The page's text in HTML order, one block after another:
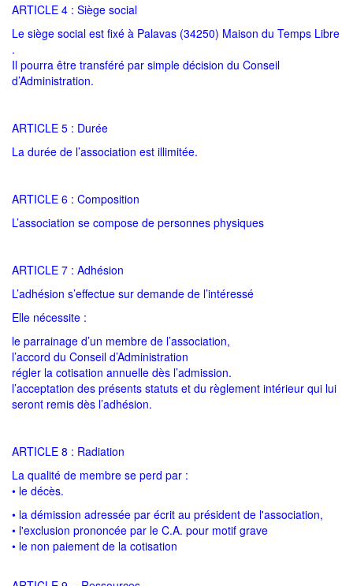
ARTICLE 4 : Siège social
Le siège social est fixé à Palavas (34250) Maison du Temps Libre
.
Il pourra être transféré par simple décision du Conseil
d’Administration.
ARTICLE 5 : Durée
La durée de l’association est illimitée.
ARTICLE 6 : Composition
L’association se compose de personnes physiques
ARTICLE 7 : Adhésion
L’adhésion s’effectue sur demande de l’intéressé
Elle nécessite :
le parrainage d’un membre de l’association,
l’accord du Conseil d’Administration
régler la cotisation annuelle dès l’admission.
l’acceptation des présents statuts et du règlement intérieur qui lui
seront remis dès l’adhésion.
ARTICLE 8 : Radiation
La qualité de membre se perd par :
• le décès.
• la démission adressée par écrit au président de l'association,
• l'exclusion prononcée par le C.A. pour motif grave
• le non paiement de la cotisation